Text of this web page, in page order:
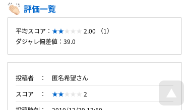
評価一覧
平均スコア：
2.00 （1）
ダジャレ偏差値：39.0
投稿者
匿名希望さん
スコア
2